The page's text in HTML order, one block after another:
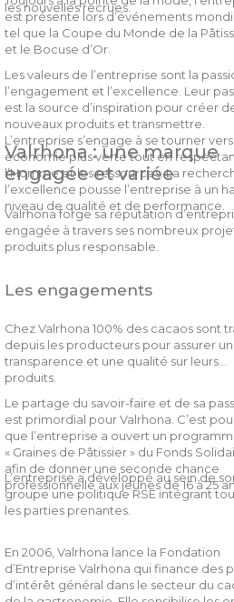
les nouvelles recrues.
est présente lors d’événements
tel que la Coupe du Monde de la
et le Bocuse d’Or.
Les valeurs de l’entreprise sont la
l’engagement et l’excellence. Leur
est la source d’inspiration pour créer
nouveaux produits et transmettre.
L’entreprise s’engage à se tourner
économie plus verte tout en
l’Homme et les ressources. La
l’excellence pousse l’entreprise à un
niveau de qualité et de performance.
Valrhona : une marque
engagée et variée
Valrhona forge sa réputation
engagée à travers ses nombreux
produits plus responsable.
Les engagements
Chez Valrhona 100% des cacaos sont
depuis les producteurs pour assurer
transparence et une qualité sur leurs
produits.
Le partage du savoir-faire et de sa
est primordial pour Valrhona. C’est
que l’entreprise a ouvert un
« Graines de Pâtissier » du Fonds
afin de donner une seconde chance
professionnelle aux jeunes de 16 à 25
L’entreprise a développé au sein de
groupe une politique RSE intégrant
les parties prenantes.
En 2006, Valrhona lance la Fondation
d’Entreprise Valrhona qui finance des
d’intérêt général dans le secteur du